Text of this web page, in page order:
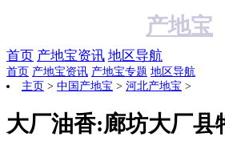
产地宝
首页 产地宝资讯 地区导航
首页 产地宝资讯 产地宝专题 地区导航
主页 > 中国产地宝 > 河北产地宝 >
大厂油香:廊坊大厂县